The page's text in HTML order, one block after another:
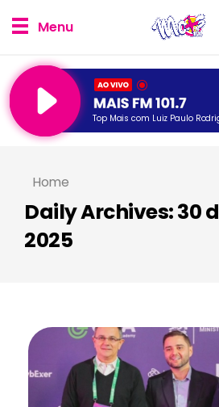
Top Mais com Luiz Paulo
Home
Daily Archives: 30
2025